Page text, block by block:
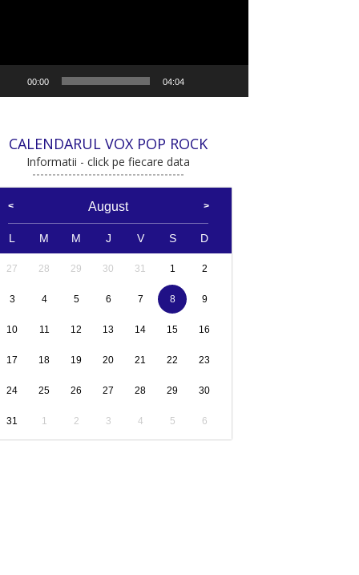
00:00 04:04
CALENDARUL VOX POP ROCK
Informatii - click pe fiecare data
August
L M M J V S D
27 28 29 30 31 1 2
3 4 5 6 7 8 9
10 11 12 13 14 15 16
17 18 19 20 21 22 23
24 25 26 27 28 29 30
31 1 2 3 4 5 6